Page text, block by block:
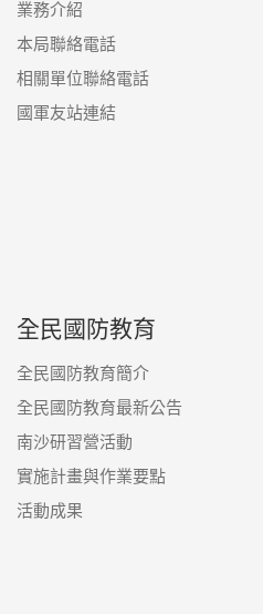
業務介紹
本局聯絡電話
相關單位聯絡電話
國軍友站連結
全民國防教育
全民國防教育簡介
全民國防教育最新公告
南沙研習營活動
實施計畫與作業要點
活動成果